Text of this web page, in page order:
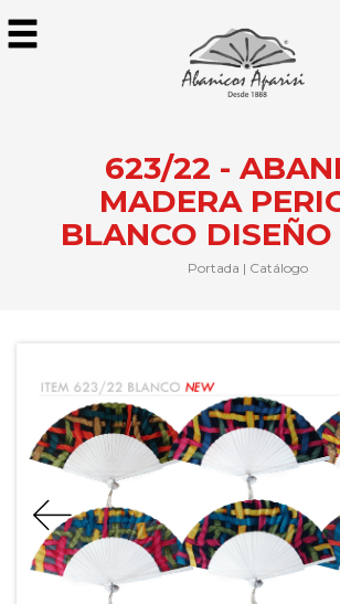
623/22 -
MADERA
BLANCO DISEÑO
Portada | Catálogo